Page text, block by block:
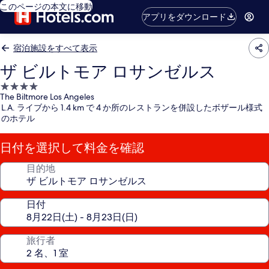
このページの本文に移動
アプリをダウンロード
宿泊施設をすべて表示
ザ ビルトモア ロサンゼルス
4.0
つ
星
泊
施
設
The Biltmore Los Angeles
L.A. ライブから 1.4 km で 4 か所のレストランを併設したボザール様式
のホテル
日付を選択して料金を確認
目的地
日付
旅行者